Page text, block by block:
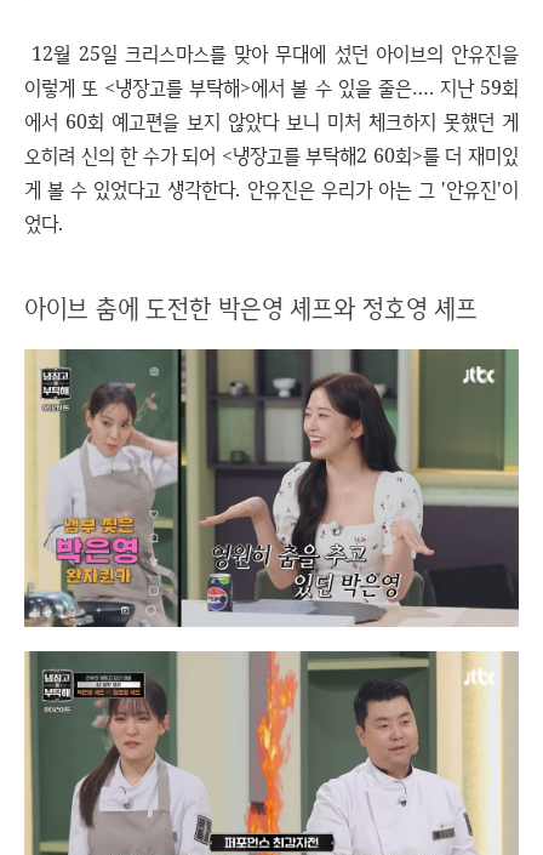
12월 25일 크리스마스를 맞아 무대에 섰던 아이브의 안유진을
이렇게 또 <냉장고를 부탁해>에서 볼 수 있을 줄은…. 지난 59회
에서 60회 예고편을 보지 않았다 보니 미처 체크하지 못했던 게
오히려 신의 한 수가 되어 <냉장고를 부탁해2 60회>를 더 재미있
게 볼 수 있었다고 생각한다. 안유진은 우리가 아는 그 '안유진'이
었다.
아이브 춤에 도전한 박은영 셰프와 정호영 셰프